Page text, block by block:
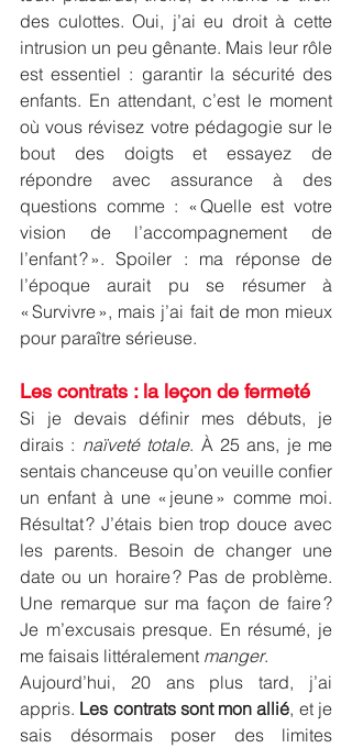
des culottes. Oui, j’ai eu droit à cette
intrusion un peu gênante. Mais leur rôle
est essentiel : garantir la sécurité des
enfants. En attendant, c’est le moment
où vous révisez votre pédagogie sur le
bout des doigts et essayez de
répondre avec assurance à des
questions comme : « Quelle est votre
vision de l’accompagnement de
l’enfant ? ». Spoiler : ma réponse de
l’époque aurait pu se résumer à
« Survivre », mais j’ai fait de mon mieux
pour paraître sérieuse.
Les contrats : la leçon de fermeté
Si je devais définir mes débuts, je
dirais : naïveté totale. À 25 ans, je me
sentais chanceuse qu’on veuille confier
un enfant à une « jeune » comme moi.
Résultat ? J’étais bien trop douce avec
les parents. Besoin de changer une
date ou un horaire ? Pas de problème.
Une remarque sur ma façon de faire ?
Je m’excusais presque. En résumé, je
me faisais littéralement manger.
Aujourd’hui, 20 ans plus tard, j’ai
appris. Les contrats sont mon allié, et je
sais désormais poser des limites